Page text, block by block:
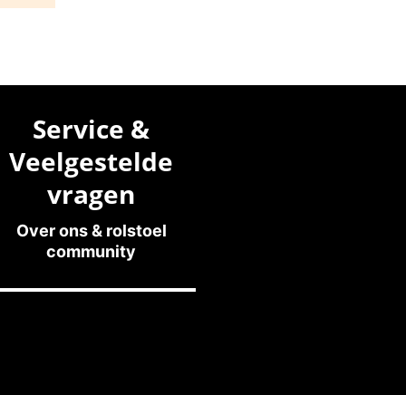
Service &
Veelgestelde
vragen
Over ons & rolstoel
community